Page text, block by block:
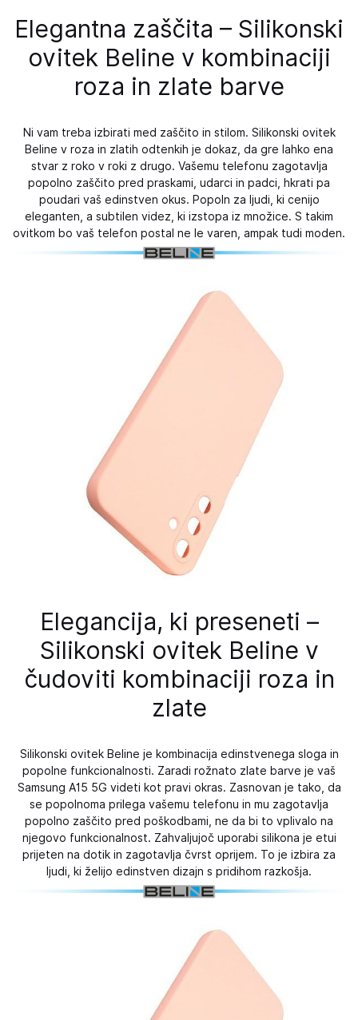
Elegantna zaščita – Silikonski
ovitek Beline v kombinaciji
roza in zlate barve
Ni vam treba izbirati med zaščito in stilom. Silikonski ovitek
Beline v roza in zlatih odtenkih je dokaz, da gre lahko ena
stvar z roko v roki z drugo. Vašemu telefonu zagotavlja
popolno zaščito pred praskami, udarci in padci, hkrati pa
poudari vaš edinstven okus. Popoln za ljudi, ki cenijo
eleganten, a subtilen videz, ki izstopa iz množice. S takim
ovitkom bo vaš telefon postal ne le varen, ampak tudi moden.
Elegancija, ki preseneti –
Silikonski ovitek Beline v
čudoviti kombinaciji roza in
zlate
Silikonski ovitek Beline je kombinacija edinstvenega sloga in
popolne funkcionalnosti. Zaradi rožnato zlate barve je vaš
Samsung A15 5G videti kot pravi okras. Zasnovan je tako, da
se popolnoma prilega vašemu telefonu in mu zagotavlja
popolno zaščito pred poškodbami, ne da bi to vplivalo na
njegovo funkcionalnost. Zahvaljujoč uporabi silikona je etui
prijeten na dotik in zagotavlja čvrst oprijem. To je izbira za
ljudi, ki želijo edinstven dizajn s pridihom razkošja.